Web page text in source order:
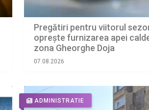
Pregătiri pentru viitorul
oprește furnizarea apei
zona Gheorghe Doja
07.08.2026
ADMINISTRATIE